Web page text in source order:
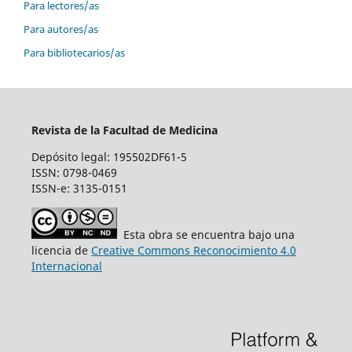
Para lectores/as
Para autores/as
Para bibliotecarios/as
Revista de la Facultad de Medicina
Depósito legal: 195502DF61-5
ISSN: 0798-0469
ISSN-e: 3135-0151
Esta obra se encuentra bajo una
licencia de Creative Commons Reconocimiento 4.0
Internacional